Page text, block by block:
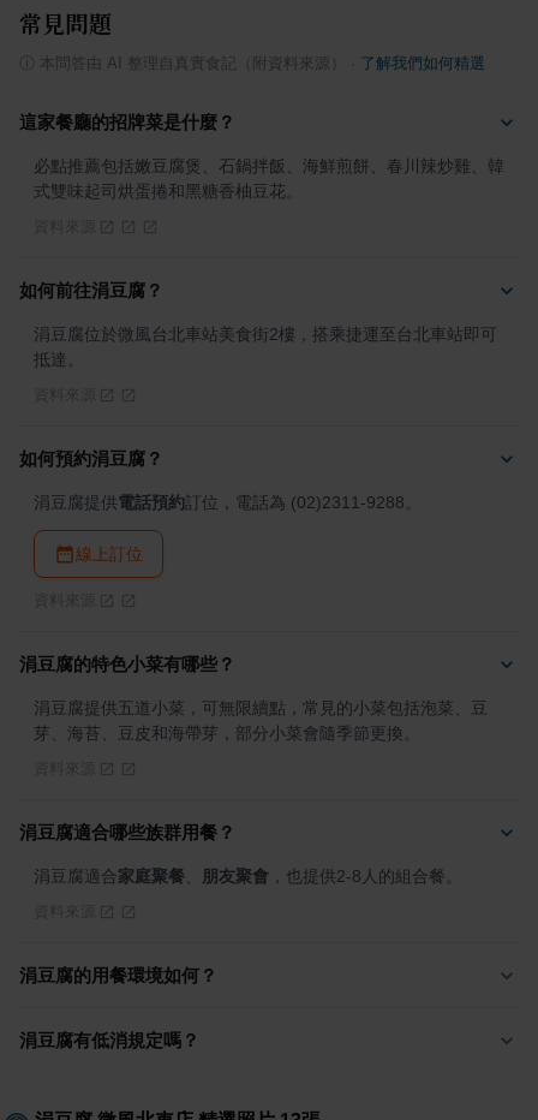
常見問題
本問答由 AI 整理自真實食記（附資料來源） 了解我們如何精選
這家餐廳的招牌菜是什麼？
必點推薦包括嫩豆腐煲、石鍋拌飯、海鮮煎餅、春川辣炒雞、韓
式雙味起司烘蛋捲和黑糖香柚豆花。
如何前往涓豆腐？
涓豆腐位於微風台北車站美食街2樓，搭乘捷運至台北車站即可
抵達。
如何預約涓豆腐？
涓豆腐提供電話預約訂位，電話為 (02)2311-9288。
線上訂位
涓豆腐的特色小菜有哪些？
涓豆腐提供五道小菜，可無限續點，常見的小菜包括泡菜、豆
芽、海苔、豆皮和海帶芽，部分小菜會隨季節更換。
涓豆腐適合哪些族群用餐？
涓豆腐適合家庭聚餐 朋友聚會 ，也提供2-8人的組合餐。
涓豆腐的用餐環境如何？
涓豆腐有低消規定嗎？